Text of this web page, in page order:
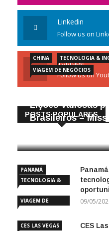
Linkedin
Follow us on
Youtube
Follow us on
POSTS POPULARES
CHINA
TECNOLOGIA &
VIAGEM DE NEGÓCIOS
Lições Valiosas
Brasileiros –
PANAMÁ
TECNOLOGIA &
VIAGEM DE
09/05/
CES LAS VEGAS
CES